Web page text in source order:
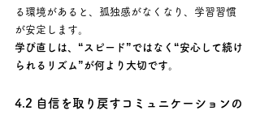
る環境があると、孤独感がなくなり、学習習慣
が安定します。
学び直しは、“スピード”ではなく“安心して続け
られるリズム”が何より大切です。
4.2 自信を取り戻すコミュニケーションの